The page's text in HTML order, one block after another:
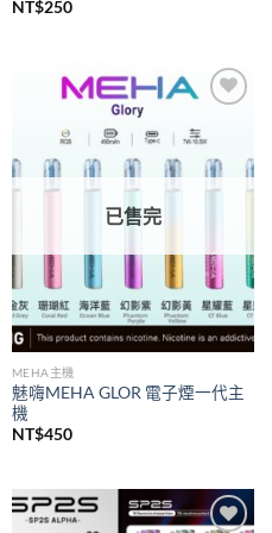
NT$250
wishlist
已售完
MEHA主機
魅嗨MEHA GLOR 電子煙一代主
機
NT$450